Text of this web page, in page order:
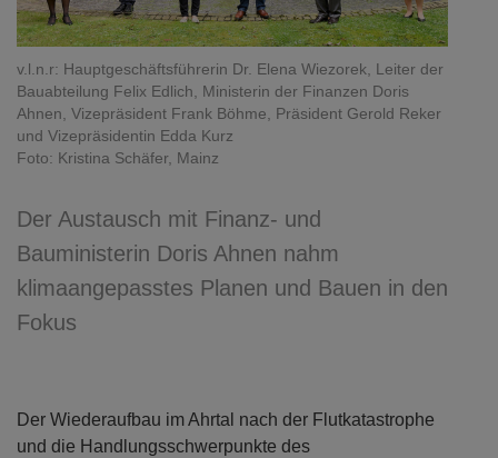
v.l.n.r: Hauptgeschäftsführerin Dr. Elena Wiezorek, Leiter der
Bauabteilung Felix Edlich, Ministerin der Finanzen Doris
Ahnen, Vizepräsident Frank Böhme, Präsident Gerold Reker
und Vizepräsidentin Edda Kurz
Foto: Kristina Schäfer, Mainz
Der Austausch mit Finanz- und
Bauministerin Doris Ahnen nahm
klimaangepasstes Planen und Bauen in den
Fokus
Der Wiederaufbau im Ahrtal nach der Flutkatastrophe
und die Handlungsschwerpunkte des